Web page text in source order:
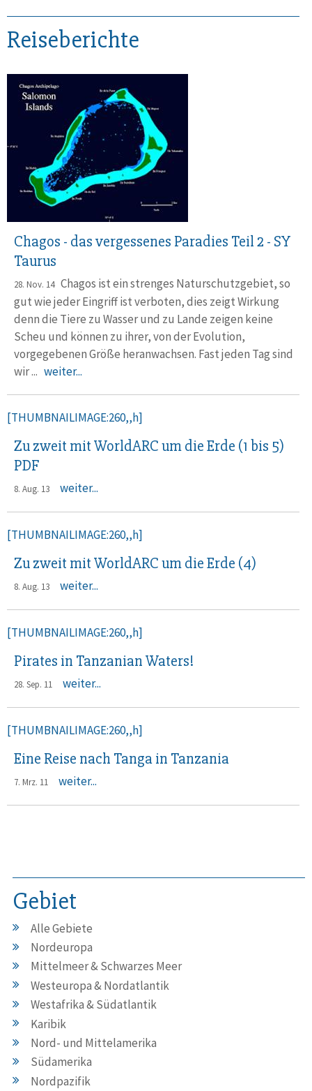
Reiseberichte
Chagos - das vergessenes Paradies Teil 2 - SY
Taurus
28. Nov. 14Chagos ist ein strenges Naturschutzgebiet, so
gut wie jeder Eingriff ist verboten, dies zeigt Wirkung
denn die Tiere zu Wasser und zu Lande zeigen keine
Scheu und können zu ihrer, von der Evolution,
vorgegebenen Größe heranwachsen. Fast jeden Tag sind
wir ... weiter...
[THUMBNAILIMAGE:260,,h]
Zu zweit mit WorldARC um die Erde (1 bis 5)
PDF
8. Aug. 13 weiter...
[THUMBNAILIMAGE:260,,h]
Zu zweit mit WorldARC um die Erde (4)
8. Aug. 13 weiter...
[THUMBNAILIMAGE:260,,h]
Pirates in Tanzanian Waters!
28. Sep. 11 weiter...
[THUMBNAILIMAGE:260,,h]
Eine Reise nach Tanga in Tanzania
7. Mrz. 11 weiter...
Gebiet
Alle Gebiete
Nordeuropa
Mittelmeer & Schwarzes Meer
Westeuropa & Nordatlantik
Westafrika & Südatlantik
Karibik
Nord- und Mittelamerika
Südamerika
Nordpazifik